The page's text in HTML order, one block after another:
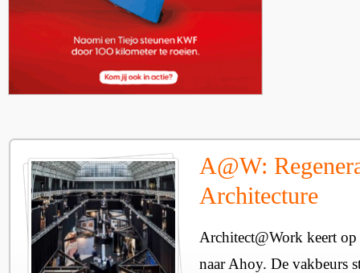
A@W:
Architecture
Architect@Work keert
naar Ahoy. De vakbeurs